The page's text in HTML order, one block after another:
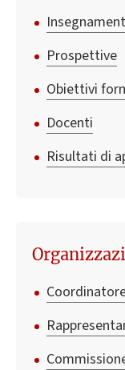
Prospettive
Obiettivi
Docenti
Risultati di